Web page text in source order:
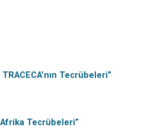
Tecrübeleri”
Afrika Tecrübeleri”